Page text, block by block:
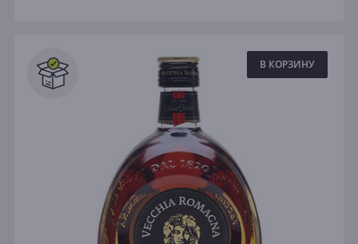
В КОРЗИНУ